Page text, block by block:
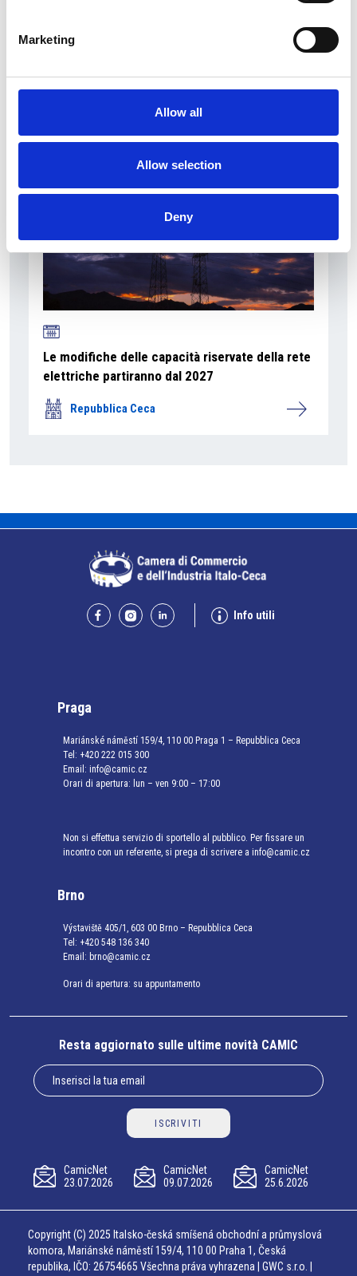
Marketing
Allow all
Allow selection
Deny
Accelera la ripresa dell’industria nel corso del
primo semestre
Overview Economica
Le modifiche delle capacità riservate della rete
elettriche partiranno dal 2027
Repubblica Ceca
Info utili
Praga
Mariánské náměstí 159/4, 110 00 Praga 1 – Repubblica Ceca
Tel: +420 222 015 300
Email: info@camic.cz
Orari di apertura: lun – ven 9:00 – 17:00
Non si effettua servizio di sportello al pubblico. Per fissare un
incontro con un referente, si prega di scrivere a info@camic.cz
Brno
Výstaviště 405/1, 603 00 Brno – Repubblica Ceca
Tel: +420 548 136 340
Email: brno@camic.cz
Orari di apertura: su appuntamento
Resta aggiornato sulle ultime novità CAMIC
ISCRIVITI
CamicNet
23.07.2026
CamicNet
09.07.2026
CamicNet
25.6.2026
Copyright (C) 2025 Italsko-česká smíšená obchodní a průmyslová
komora, Mariánské náměstí 159/4, 110 00 Praha 1, Česká
republika, IČO: 26754665 Všechna práva vyhrazena | GWC s.r.o. |